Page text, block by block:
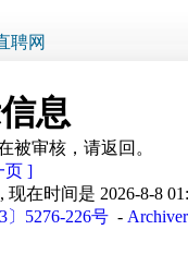
聘网
息
被审核，请返回。
页 ]
现在时间是 2026-8-8
〕5276-226号 - Archiver